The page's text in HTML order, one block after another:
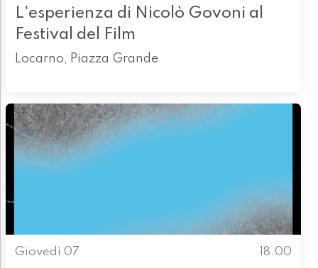
L'esperienza di Nicolò Govoni al
Festival del Film
Locarno, Piazza Grande
Giovedì 07
18.00